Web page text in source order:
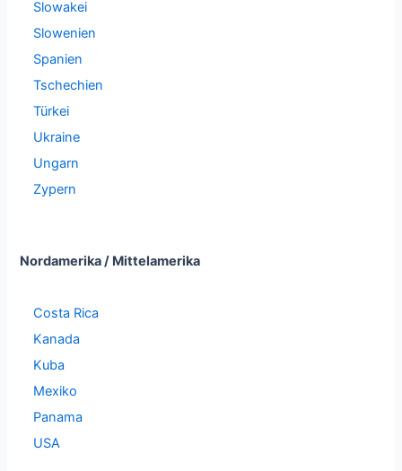
Slowakei
Slowenien
Spanien
Tschechien
Türkei
Ukraine
Ungarn
Zypern
Nordamerika / Mittelamerika
Costa Rica
Kanada
Kuba
Mexiko
Panama
USA